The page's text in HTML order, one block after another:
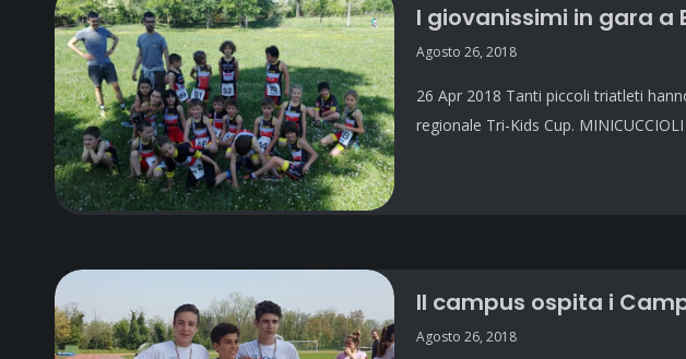
I giovanissimi in gara a
Agosto 26, 2018
26 Apr 2018 Tanti piccoli triatleti
regionale Tri-Kids Cup.
Il campus ospita i
Agosto 26, 2018